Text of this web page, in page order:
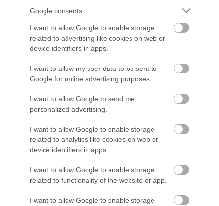
Google consents
I want to allow Google to enable storage
related to advertising like cookies on web or
device identifiers in apps.
I want to allow my user data to be sent to
Google for online advertising purposes.
I want to allow Google to send me
personalized advertising.
I want to allow Google to enable storage
related to analytics like cookies on web or
device identifiers in apps.
I want to allow Google to enable storage
related to functionality of the website or app.
I want to allow Google to enable storage
Túlhalászás
Futottak még helyett jelentős mennyiség
vigyázzanak!